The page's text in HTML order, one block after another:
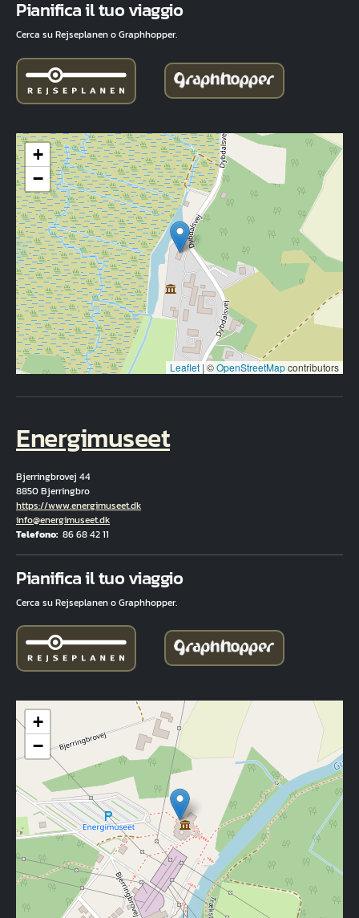
Pianifica il tuo viaggio
Cerca su Rejseplanen o Graphhopper.
+
−
Leaflet | ©OpenStreetMapcontributors
Energimuseet
Bjerringbrovej 44
8850 Bjerringbro
Hjemmeside
https://www.energimuseet.dk
E-mail
info@energimuseet.dk
Telefono 86 68 42 11
Pianifica il tuo viaggio
Cerca su Rejseplanen o Graphhopper.
+
−